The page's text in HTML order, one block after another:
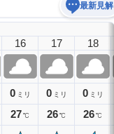
最新見解
16
0 ミリ
27℃
17
0 ミリ
26℃
18
0 ミリ
26℃